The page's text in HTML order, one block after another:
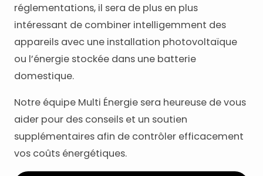
réglementations, il sera de plus en plus
intéressant de combiner intelligemment des
appareils avec une installation photovoltaïque
ou l’énergie stockée dans une batterie
domestique.
Notre équipe Multi Énergie sera heureuse de vous
aider pour des conseils et un soutien
supplémentaires afin de contrôler efficacement
vos coûts énergétiques.